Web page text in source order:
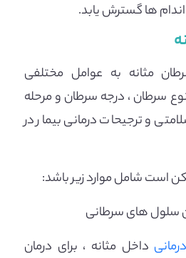
ها گسترش یابد.
مثانه به عوامل مختلفی
سرطان ، درجه سرطان و مرحله
و ترجیحات درمانی بیمار در
است شامل موارد زیر باشد:
سلول های سرطانی
داخل مثانه ، برای درمان